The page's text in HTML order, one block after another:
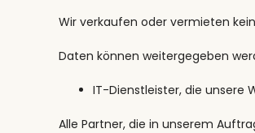
Wir verkaufen oder vermieten
Daten können weitergegeben
IT-Dienstleister, die unsere
Alle Partner, die in unserem